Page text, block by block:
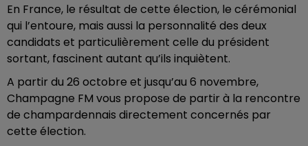
En France, le résultat de cette élection, le cérémonial
qui l’entoure, mais aussi la personnalité des deux
candidats et particulièrement celle du président
sortant, fascinent autant qu’ils inquiètent.
A partir du 26 octobre et jusqu’au 6 novembre,
Champagne FM vous propose de partir à la rencontre
de champardennais directement concernés par
cette élection.